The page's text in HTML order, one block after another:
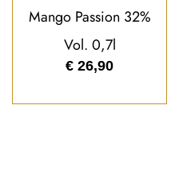
Mango Passion 32%
Vol. 0,7l
€ 26,90